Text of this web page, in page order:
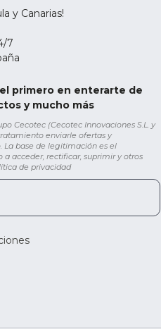
y Canarias!
7
primero en enterarte de
y mucho más
Cecotec (Cecotec Innovaciones S.L. y
enviarle ofertas y
La base de legitimación es el
acceder, rectificar, suprimir y otros
de privacidad